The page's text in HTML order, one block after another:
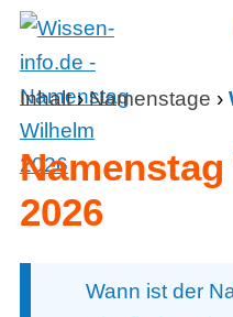
Inhalt›Namenstage ›
2026
Wann ist der